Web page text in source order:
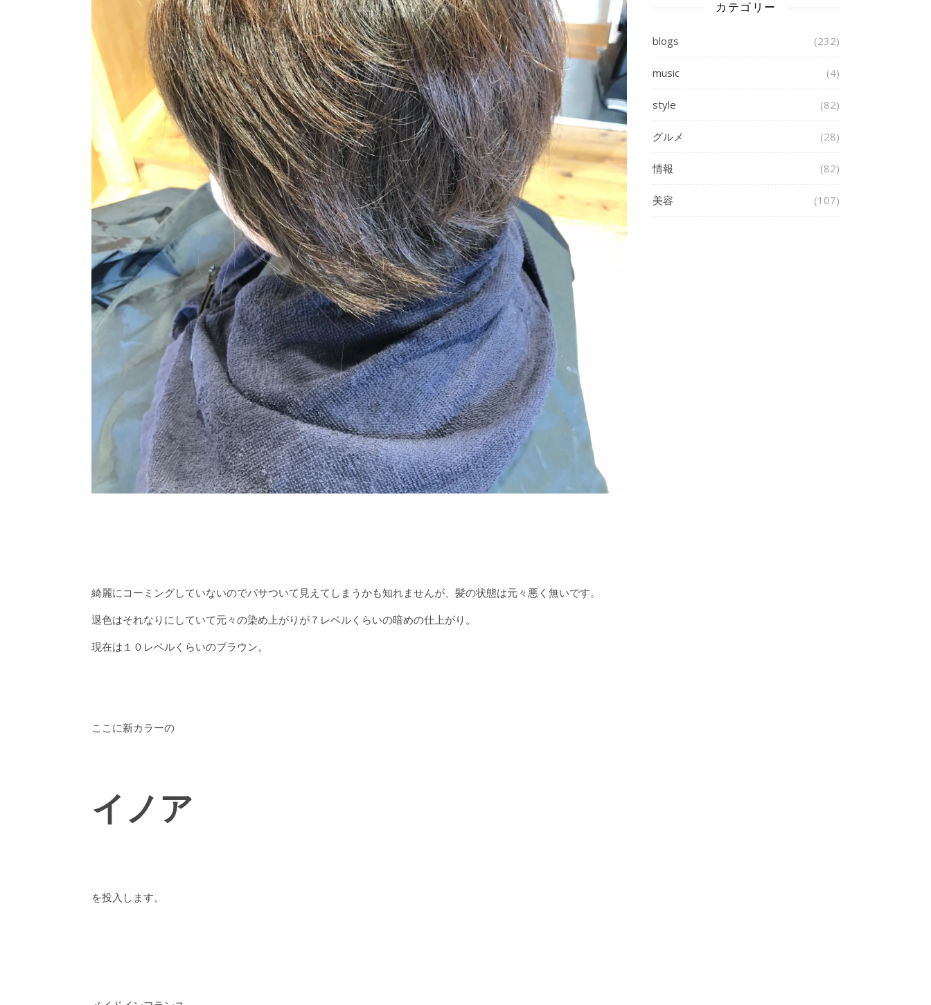
綺麗にコーミングしていないのでパサついて見えてしまうかも知れませんが、髪の状態は元々悪く無いです。
退色はそれなりにしていて元々の染め上がりが７レベルくらいの暗めの仕上がり。
現在は１０レベルくらいのブラウン。
ここに新カラーの
イノア
を投入します。
カテゴリー
blogs (232)
music (4)
style (82)
グルメ (28)
情報 (82)
美容 (107)